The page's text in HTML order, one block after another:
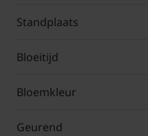
Standplaats
Bloeitijd
Bloemkleur
Geurend